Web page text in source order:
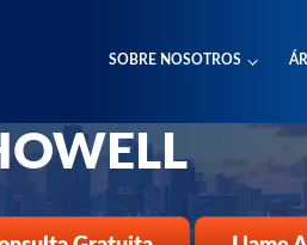
SOBRE NOSOTROS